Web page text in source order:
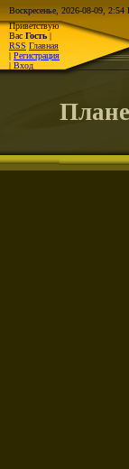
Воскресенье, 2026-08-09, 2:54
Приветствую
Вас Гость |
RSS Главная
| Регистрация
| Вход